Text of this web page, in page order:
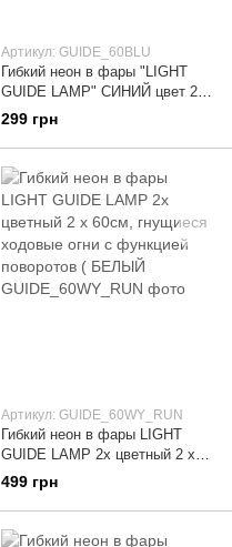
Артикул: GUIDE_60BLU
Гибкий неон в фары "LIGHT
GUIDE LAMP" СИНИЙ цвет 2 х
60см, неоновый повторитель
поворота, гибкие неоновые
299 грн
Артикул: GUIDE_60WY_RUN
Гибкий неон в фары LIGHT
GUIDE LAMP 2х цветный 2 х
60см, гнущиеся ходовые огни
с функцией поворотов (
БЕЛЫЙ
499 грн